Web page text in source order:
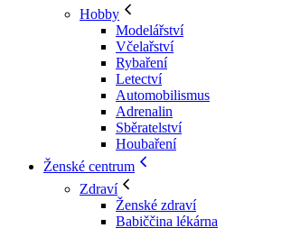
Hobby
Modelářství
Včelařství
Rybaření
Letectví
Automobilismus
Adrenalin
Sběratelství
Houbaření
Ženské centrum
Zdraví
Ženské zdraví
Babiččina lékárna